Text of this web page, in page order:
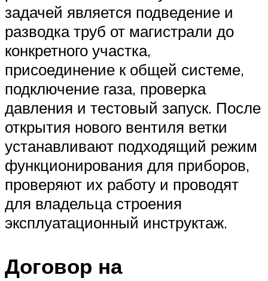
задачей является подведение и
разводка труб от магистрали до
конкретного участка,
присоединение к общей системе,
подключение газа, проверка
давления и тестовый запуск. После
открытия нового вентиля ветки
устанавливают подходящий режим
функционирования для приборов,
проверяют их работу и проводят
для владельца строения
эксплуатационный инструктаж.
Договор на